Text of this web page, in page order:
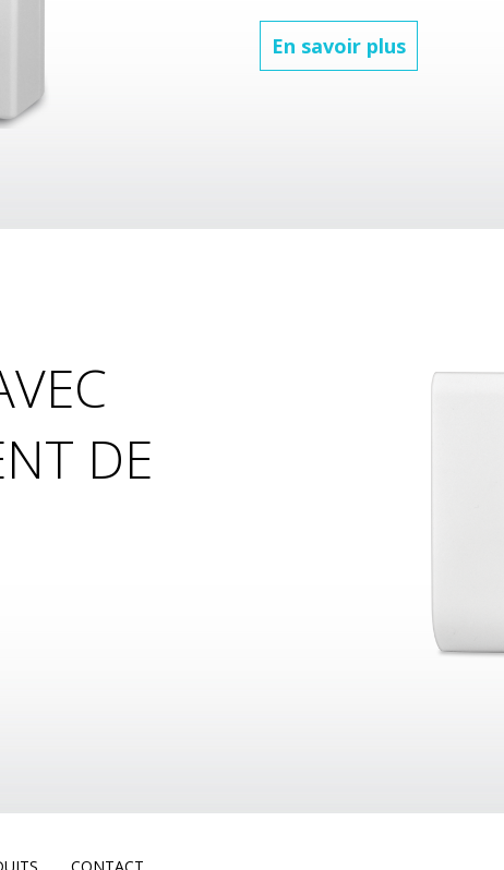
En savoir plus
DE